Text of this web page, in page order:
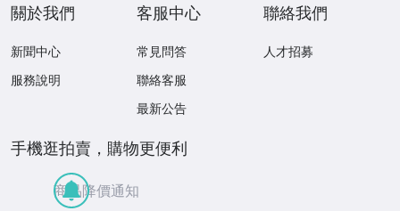
關於我們
新聞中心
服務說明
客服中心
常見問答
聯絡客服
最新公告
聯絡我們
人才招募
手機逛拍賣，購物更便利
商品降價通知